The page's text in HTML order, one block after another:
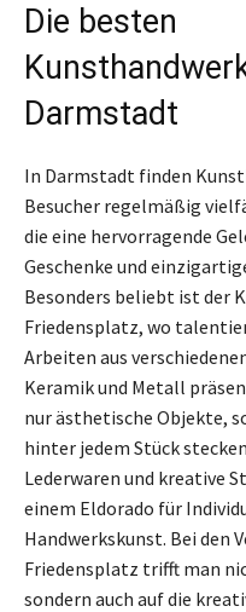
Die besten
Darmstadt
In Darmstadt finden
Besucher regelmäßig
die eine hervorragende
Geschenke und
Besonders beliebt ist der
Friedensplatz, wo
Arbeiten aus
Keramik und Metall
nur ästhetische Objekte,
hinter jedem Stück
Lederwaren und kreative
einem Eldorado für
Handwerkskunst. Bei den
Friedensplatz trifft man
sondern auch auf die